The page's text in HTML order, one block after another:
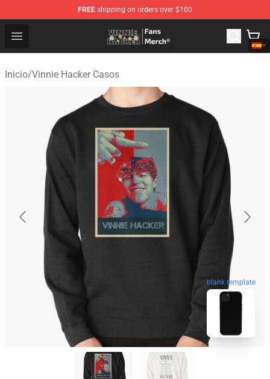
FREE shipping on orders over $100
Open menu
Vinnie Hacker Store - Official Vinnie Hacker Merchandise
Inicio/Vinnie Hacker Casos
blank template